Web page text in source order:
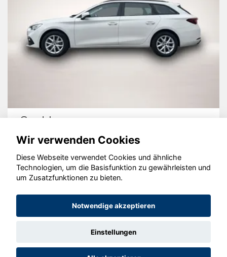
Seat Leon
© konjunkturmotor.de GmbH 2020 - 2026
Wir verwenden Cookies
Diese Webseite verwendet Cookies und ähnliche
Technologien, um die Basisfunktion zu gewährleisten und
um Zusatzfunktionen zu bieten.
Notwendige akzeptieren
Einstellungen